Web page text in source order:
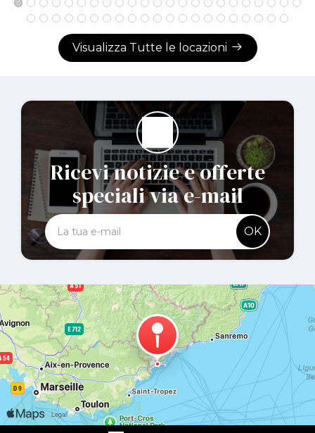
Visualizza Tutte le locazioni
Ricevi notizie e offerte
speciali via e-mail
OK